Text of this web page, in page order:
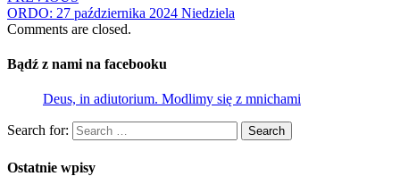
ORDO: 27 października 2024 Niedziela
Comments are closed.
Bądź z nami na facebooku
Deus, in adiutorium. Modlimy się z mnichami
Search for: Search
Ostatnie wpisy